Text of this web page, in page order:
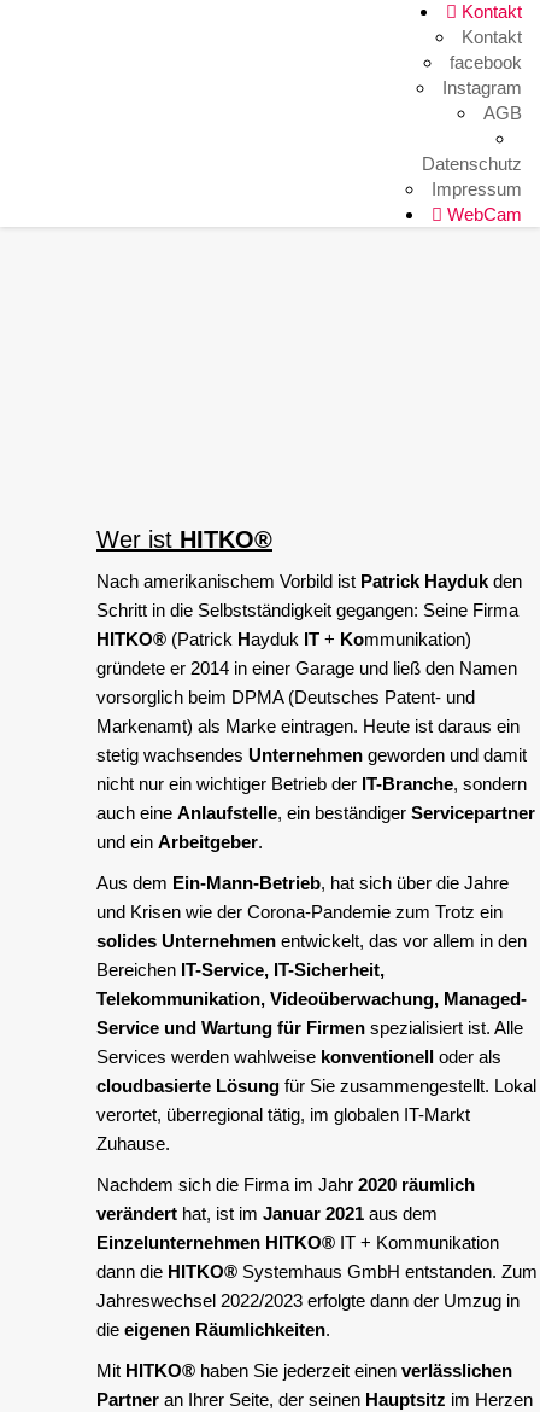
Kontakt
Kontakt
facebook
Instagram
AGB
Datenschutz
Impressum
WebCam
Wer ist HITKO®
Nach amerikanischem Vorbild ist Patrick Hayduk den
Schritt in die Selbstständigkeit gegangen: Seine Firma
HITKO® (Patrick Hayduk IT + Kommunikation)
gründete er 2014 in einer Garage und ließ den Namen
vorsorglich beim DPMA (Deutsches Patent- und
Markenamt) als Marke eintragen. Heute ist daraus ein
stetig wachsendes Unternehmen geworden und damit
nicht nur ein wichtiger Betrieb der IT-Branche, sondern
auch eine Anlaufstelle, ein beständiger Servicepartner
und ein Arbeitgeber.
Aus dem Ein-Mann-Betrieb, hat sich über die Jahre
und Krisen wie der Corona-Pandemie zum Trotz ein
solides Unternehmen entwickelt, das vor allem in den
Bereichen IT-Service, IT-Sicherheit,
Telekommunikation, Videoüberwachung, Managed-
Service und Wartung für Firmen spezialisiert ist. Alle
Services werden wahlweise konventionell oder als
cloudbasierte Lösung für Sie zusammengestellt. Lokal
verortet, überregional tätig, im globalen IT-Markt
Zuhause.
Nachdem sich die Firma im Jahr 2020 räumlich
verändert hat, ist im Januar 2021 aus dem
Einzelunternehmen HITKO® IT + Kommunikation
dann die HITKO® Systemhaus GmbH entstanden. Zum
Jahreswechsel 2022/2023 erfolgte dann der Umzug in
die eigenen Räumlichkeiten.
Mit HITKO® haben Sie jederzeit einen verlässlichen
Partner an Ihrer Seite, der seinen Hauptsitz im Herzen